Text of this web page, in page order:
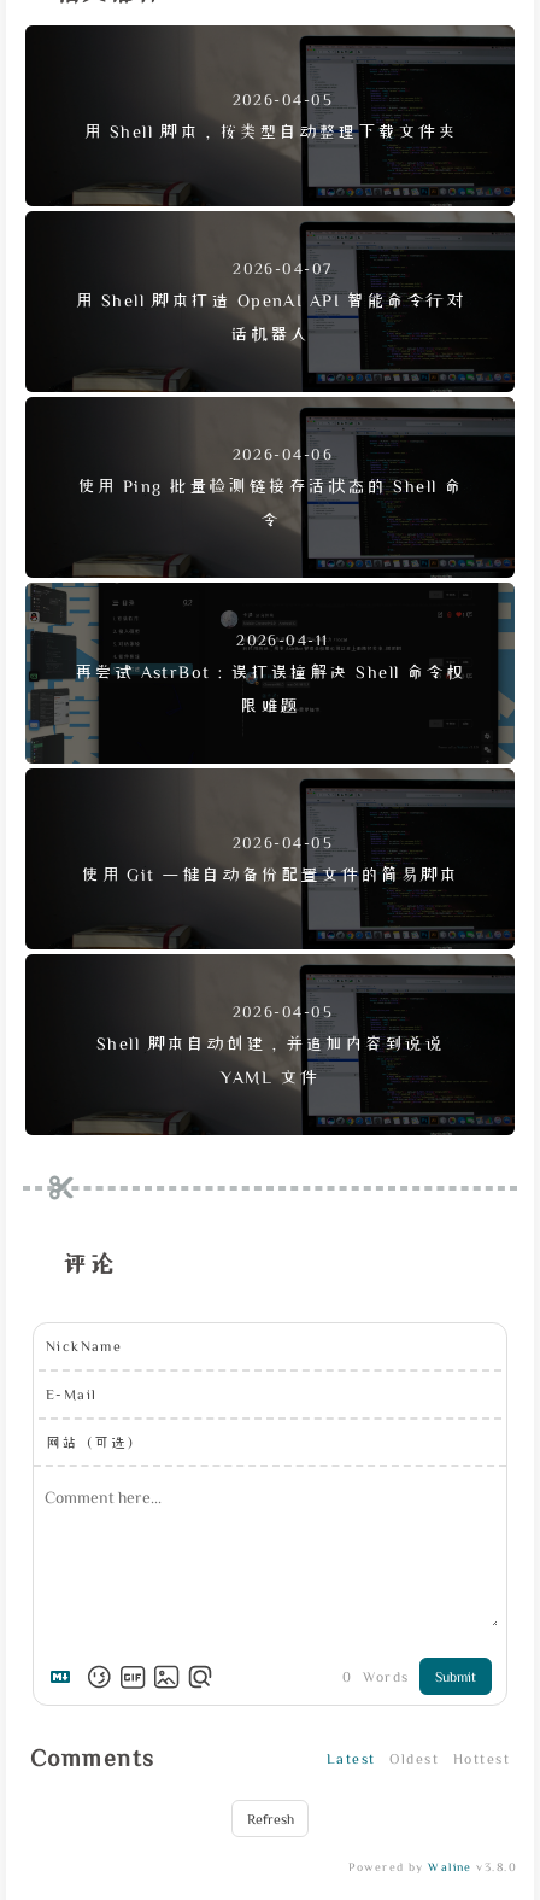
2026-04-05
用 Shell 脚本，按类型自动整理下载文件夹
2026-04-07
用 Shell 脚本打造 OpenAI API 智能命令行对
话机器人
2026-04-06
使用 Ping 批量检测链接存活状态的 Shell 命
令
2026-04-11
再尝试 AstrBot：误打误撞解决 Shell 命令权
限难题
2026-04-05
使用 Git 一键自动备份配置文件的简易脚本
2026-04-05
Shell 脚本自动创建，并追加内容到说说
YAML 文件
评论
NickName
E-Mail
网站（可选）
0 Words Submit
Comments Latest Oldest Hottest
Refresh
Powered byWaline v3.8.0